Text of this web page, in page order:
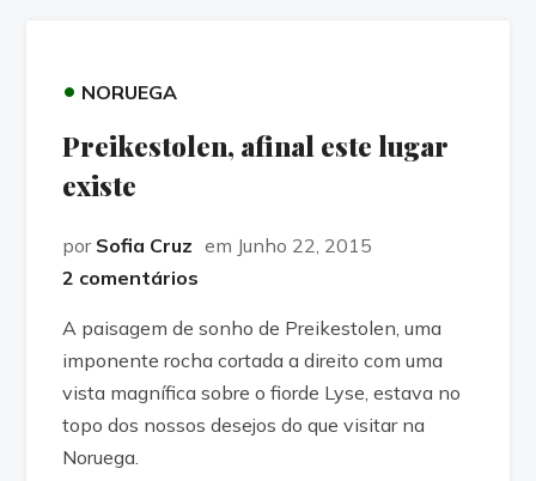
• NORUEGA
Preikestolen, afinal este lugar
existe
por Sofia Cruz em Junho 22, 2015
2 comentários
A paisagem de sonho de Preikestolen, uma
imponente rocha cortada a direito com uma
vista magnífica sobre o fiorde Lyse, estava no
topo dos nossos desejos do que visitar na
Noruega.